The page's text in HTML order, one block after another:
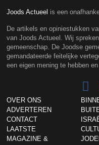
Joods Actueel is een
De artikels en opiniestukken
van Joods Actueel. Wij
gemeenschap. De Joodse
gemandateerde feitelijke
een eigen mening te hebben
OVER ONS
ADVERTEREN
CONTACT
LAATSTE
MAGAZINE &